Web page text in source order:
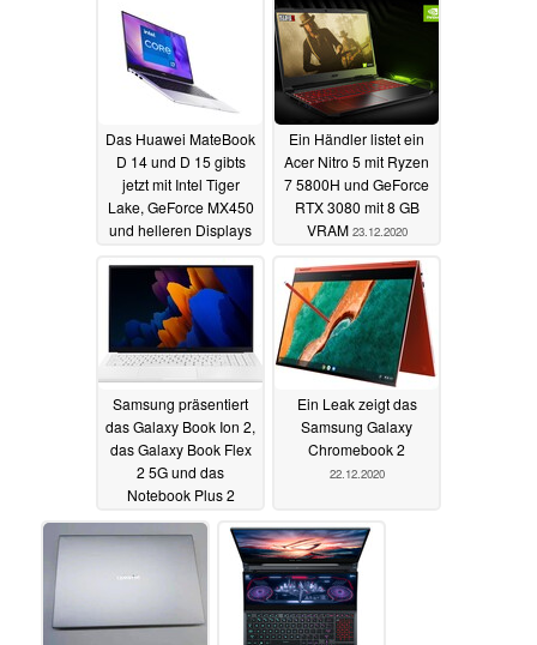
24.12.2020
Das Huawei MateBook
D 14 und D 15 gibts
jetzt mit Intel Tiger
Lake, GeForce MX450
und helleren Displays
Ein Händler listet ein
Acer Nitro 5 mit Ryzen
7 5800H und GeForce
RTX 3080 mit 8 GB
VRAM 23.12.2020
Samsung präsentiert
das Galaxy Book Ion 2,
das Galaxy Book Flex
2 5G und das
Notebook Plus 2
22.12.2020
Ein Leak zeigt das
Samsung Galaxy
Chromebook 2
22.12.2020